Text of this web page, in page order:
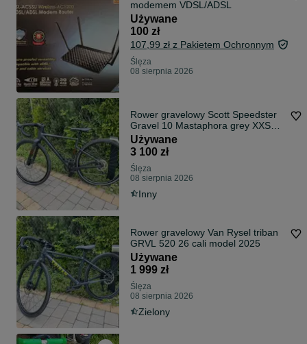
modemem VDSL/ADSL
Używane
100 zł
107,99 zł z Pakietem Ochronnym
Ślęza
08 sierpnia 2026
Rower gravelowy Scott Speedster
Gravel 10 Mastaphora grey XXS
47cm 28 cali
Używane
3 100 zł
Ślęza
08 sierpnia 2026
Inny
Rower gravelowy Van Rysel triban
GRVL 520 26 cali model 2025
Używane
1 999 zł
Ślęza
08 sierpnia 2026
Zielony